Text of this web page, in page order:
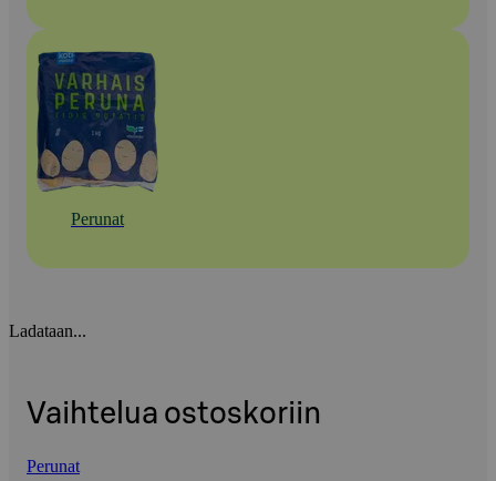
Perunat
Ladataan...
Vaihtelua ostoskoriin
Perunat